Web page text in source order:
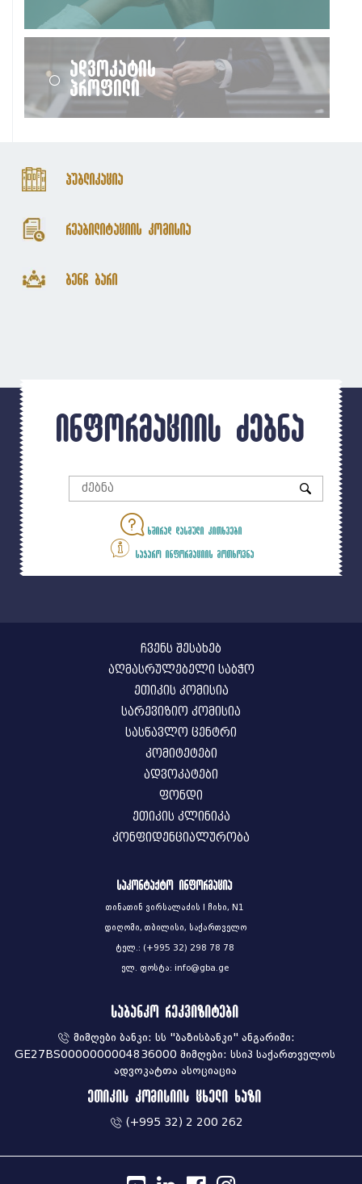
ადვოკატის
პროფილი
პუბლიკაცია
რეაბილიტაციის კომისია
ბენჩ ბარი
ინფორმაციის ძებნა
ხშირად დასმული კითხვები
საჯარო ინფორმაციის მოთხოვნა
ჩვენს შესახებ
აღმასრულებელი საბჭო
ეთიკის კომისია
სარევიზიო კომისია
სასწავლო ცენტრი
კომიტეტები
ადვოკატები
ფონდი
ეთიკის კლინიკა
კონფიდენციალურობა
საკონტაქტო ინფორმაცია
თინათინ ვირსალაძის I ჩიხი, N1
დიღომი, თბილისი, საქართველო
ტელ.: (+995 32) 298 78 78
ელ. ფოსტა: info@gba.ge
საბანკო რეკვიზიტები
მიმღები ბანკი: სს "ბაზისბანკი" ანგარიში:
GE27BS0000000004836000 მიმღები: სსიპ საქართველოს
ადვოკატთა ასოციაცია
ეთიკის კომისიის ცხელი ხაზი
(+995 32) 2 200 262